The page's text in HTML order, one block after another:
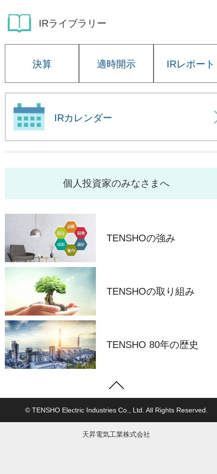
IRライブラリー
決算 適時開示 IRレポート
IRカレンダー
個人投資家のみなさまへ
TENSHOの強み
TENSHOの取り組み
TENSHO 80年の歴史
© TENSHO Electric Industries Co., Ltd. All Rights Reserved.
天昇電気工業株式会社